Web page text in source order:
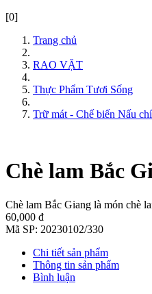
[0]
Trang chủ
RAO VẶT
Thực Phẩm Tươi Sống
Trữ mát - Chế biến Nấu
Chè lam Bắc
Chè lam Bắc Giang là món chè
60,000 đ
Mã SP: 20230102/330
Chi tiết sản phẩm
Thông tin sản phẩm
Bình luận